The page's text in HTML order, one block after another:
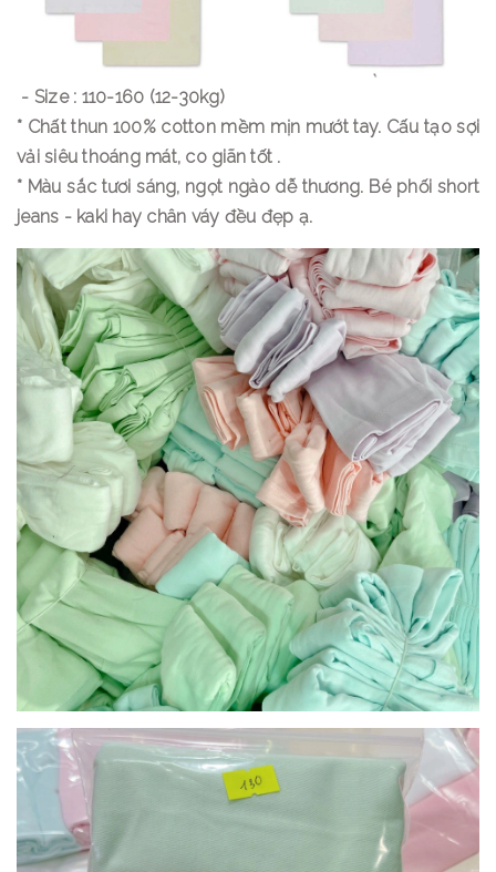
- Size : 110-160 (12-30kg)
* Chất thun 100% cotton mềm mịn mướt tay. Cấu tạo sợi
vải siêu thoáng mát, co giãn tốt .
* Màu sắc tươi sáng, ngọt ngào dễ thương. Bé phối short
jeans - kaki hay chân váy đều đẹp ạ.